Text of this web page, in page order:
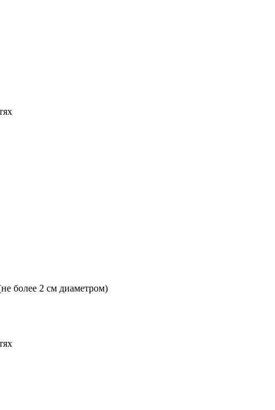
более 2 см диаметром)